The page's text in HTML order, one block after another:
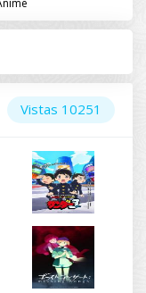
Vistas 10251